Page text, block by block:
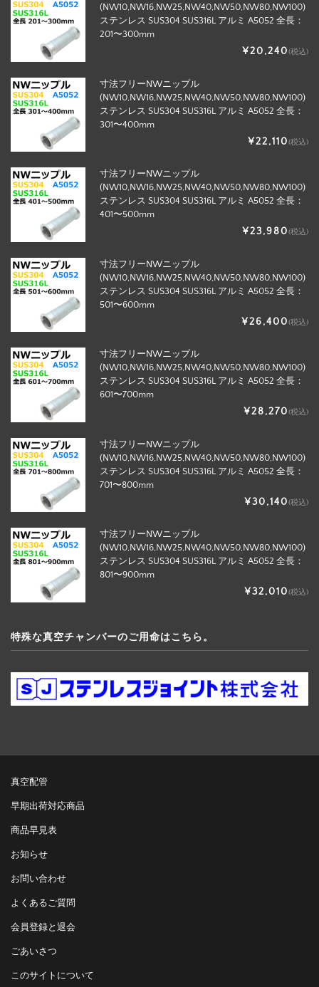
(NW10,NW16,NW25,NW40,NW50,NW80,NW100)
ステンレス SUS304 SUS316L アルミ A5052 全長：
201〜300mm
¥20,240(税込)
寸法フリーNWニップル
(NW10,NW16,NW25,NW40,NW50,NW80,NW100)
ステンレス SUS304 SUS316L アルミ A5052 全長：
301〜400mm
¥22,110(税込)
寸法フリーNWニップル
(NW10,NW16,NW25,NW40,NW50,NW80,NW100)
ステンレス SUS304 SUS316L アルミ A5052 全長：
401〜500mm
¥23,980(税込)
寸法フリーNWニップル
(NW10,NW16,NW25,NW40,NW50,NW80,NW100)
ステンレス SUS304 SUS316L アルミ A5052 全長：
501〜600mm
¥26,400(税込)
寸法フリーNWニップル
(NW10,NW16,NW25,NW40,NW50,NW80,NW100)
ステンレス SUS304 SUS316L アルミ A5052 全長：
601〜700mm
¥28,270(税込)
寸法フリーNWニップル
(NW10,NW16,NW25,NW40,NW50,NW80,NW100)
ステンレス SUS304 SUS316L アルミ A5052 全長：
701〜800mm
¥30,140(税込)
寸法フリーNWニップル
(NW10,NW16,NW25,NW40,NW50,NW80,NW100)
ステンレス SUS304 SUS316L アルミ A5052 全長：
801〜900mm
¥32,010(税込)
特殊な真空チャンバーのご用命はこちら。
真空配管
早期出荷対応商品
商品早見表
お知らせ
お問い合わせ
よくあるご質問
会員登録と退会
ごあいさつ
このサイトについて